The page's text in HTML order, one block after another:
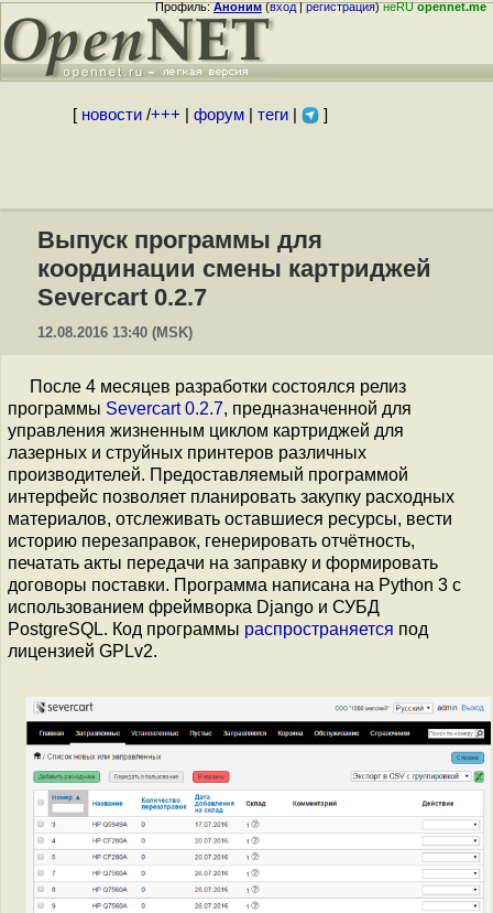
Профиль:Аноним(вход|регистрация)неRUopennet.me
[ новости/+++ форум| теги| ]
Выпуск программы для
координации смены картриджей
Severcart 0.2.7
12.08.2016 13:40 (MSK)
После 4 месяцев разработки состоялся релиз
программы Severcart 0.2.7, предназначенной для
управления жизненным циклом картриджей для
лазерных и струйных принтеров различных
производителей. Предоставляемый программой
интерфейс позволяет планировать закупку расходных
материалов, отслеживать оставшиеся ресурсы, вести
историю перезаправок, генерировать отчётность,
печатать акты передачи на заправку и формировать
договоры поставки. Программа написана на Python 3 с
использованием фреймворка Django и СУБД
PostgreSQL. Код программы распространяется под
лицензией GPLv2.